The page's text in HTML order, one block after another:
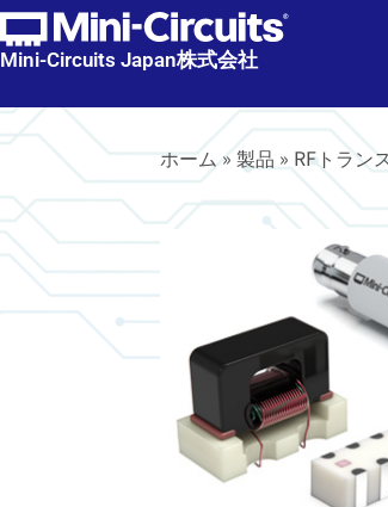
Mini-Circuits Japan株式会社
ホーム»製品 » RFトラン